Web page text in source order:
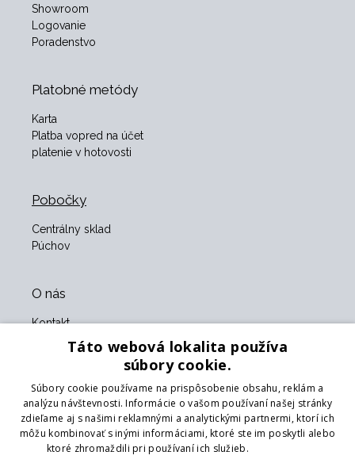
Showroom
Logovanie
Poradenstvo
Platobné metódy
Karta
Platba vopred na účet
platenie v hotovosti
Pobočky
Centrálny sklad
Púchov
O nás
Kontakt
Obchodné podmienky
Naši partneri
Formulár na vrátenie tovaru
Vrátenie tovaru
Doprava
Táto webová lokalita používa
súbory cookie.
Súbory cookie používame na prispôsobenie obsahu, reklám a
analýzu návštevnosti. Informácie o vašom používaní našej stránky
zdieľame aj s našimi reklamnými a analytickými partnermi, ktorí ich
môžu kombinovať s inými informáciami, ktoré ste im poskytli alebo
ktoré zhromaždili pri používaní ich služieb.